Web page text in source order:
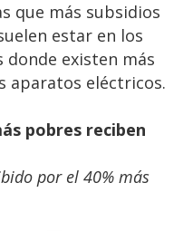
que más subsidios
estar en los
donde existen más
aparatos eléctricos.
pobres reciben
por el 40% más